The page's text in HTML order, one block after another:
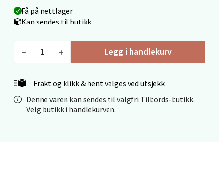
Få på nettlager
Kan sendes til butikk
Legg i handlekurv
Frakt og klikk & hent velges ved utsjekk
Denne varen kan sendes til valgfri Tilbords-butikk.
Velg butikk i handlekurven.
Stavanger og Sandnes - Thon
Senter Madla
Madlakrossen nr 9, 4042 Stavanger
Åpent i dag 10-20
Velg